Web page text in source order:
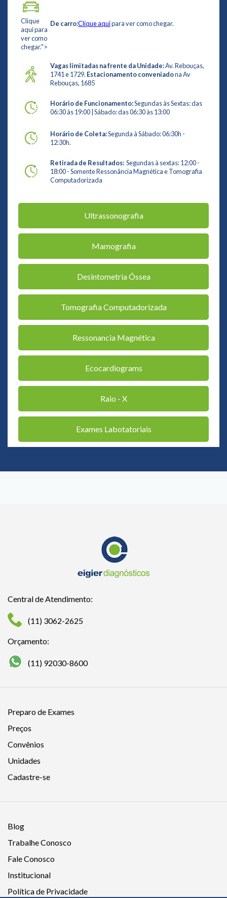
Clique
aqui para
ver como
chegar.">
De carro:Clique aquipara ver como chegar.
Vagas limitadas na frente da Unidade:Av. Rebouças,
1741 e 1729. Estacionamento conveniadona Av
Rebouças, 1685
Horário de Funcionamento:Segundas às Sextas: das
06:30 às 19:00 | Sábado: das 06:30 às 13:00
Horário de Coleta:Segunda à Sábado: 06:30h -
12:30h.
Retirada de Resultados:Segundas à sextas: 12:00 -
18:00 - Somente Ressonância Magnética e Tomografia
Computadorizada
Ultrassonografia
Mamografia
Desintometria Óssea
Tomografia Computadorizada
Ressonancia Magnética
Ecocardiograms
Raio - X
Exames Labotatoriais
Central de Atendimento:
(11) 3062-2625
Orçamento:
(11) 92030-8600
Preparo de Exames
Preços
Convênios
Unidades
Cadastre-se
Blog
Trabalhe Conosco
Fale Conosco
Institucional
Política de Privacidade